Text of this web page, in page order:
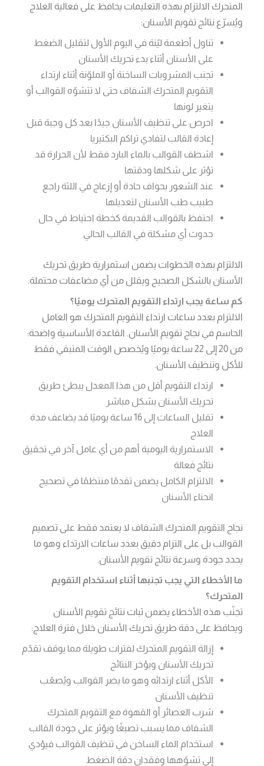
المتحرك الالتزام بهذه التعليمات يحافظ على فعالية العلاج
ويُسرّع نتائج تقويم الأسنان:
تناول أطعمة ليّنة في اليوم الأول لتقليل الضغط
على الأسنان أثناء بدء تحريك الأسنان
تجنب المشروبات الساخنة أو الملوّنة أثناء ارتداء
التقويم المتحرك الشفاف حتى لا تتشوّه القوالب أو
يتغير لونها
احرص على تنظيف الأسنان جيدًا بعد كل وجبة قبل
إعادة القالب لتفادي تراكم البكتيريا
اشطف القوالب بالماء البارد فقط لأن الحرارة قد
تؤثر على شكلها ودقتها
عند الشعور بحواف حادة أو إزعاج في اللثة راجع
طبيب طب الأسنان لتعديلها
احتفظ بالقوالب القديمة كخطة احتياط في حال
حدوث أي مشكلة في القالب الحالي
الالتزام بهذه الخطوات يضمن استمرارية طريق تحريك
الأسنان بالشكل الصحيح ويقلل من أي مضاعفات محتملة.
كم ساعة يجب ارتداء التقويم المتحرك يوميًا؟
الالتزام بعدد ساعات ارتداء التقويم المتحرك هو العامل
الحاسم في نجاح تقويم الأسنان. القاعدة الأساسية واضحة:
من 20 إلى 22 ساعة يوميًا ويُخصص الوقت المتبقي فقط
للأكل وتنظيف الأسنان.
ارتداء التقويم أقل من هذا المعدل يبطئ طريق
تحريك الأسنان بشكل مباشر
تقليل الساعات إلى 16 ساعة يوميًا قد يضاعف مدة
العلاج
الاستمرارية اليومية أهم من أي عامل آخر في تحقيق
نتائج فعالة
الالتزام الكامل يضمن تقدمًا منتظمًا في تصحيح
انحناء الأسنان
نجاح التقويم المتحرك الشفاف لا يعتمد فقط على تصميم
القوالب بل على التزام دقيق بعدد ساعات الارتداء وهو ما
يحدد جودة وسرعة نتائج تقويم الأسنان.
ما الأخطاء التي يجب تجنبها أثناء استخدام التقويم
المتحرك؟
تجنّب هذه الأخطاء يضمن ثبات نتائج تقويم الأسنان
ويحافظ على دقة طريق تحريك الأسنان خلال فترة العلاج:
إزالة التقويم المتحرك لفترات طويلة مما يوقف تقدّم
تحريك الأسنان ويؤخر النتائج
الأكل أثناء ارتدائه وهو ما يضر القوالب ويُصعّب
تنظيف الأسنان
شرب العصائر أو القهوة مع التقويم المتحرك
الشفاف مما يسبب تصبغًا ويؤثر على جودة القالب
استخدام الماء الساخن في تنظيف القوالب فيؤدي
إلى تشوّهها وفقدان دقة الضغط